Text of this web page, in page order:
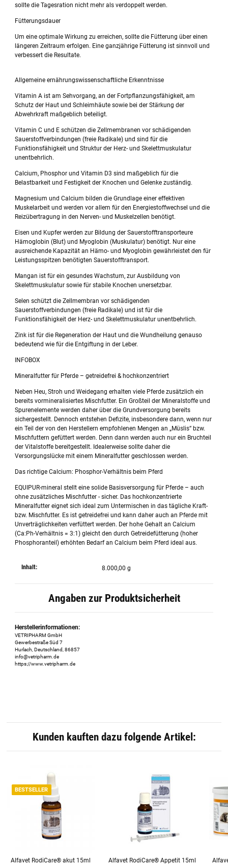
sollte die Tagesration nicht mehr als verdoppelt werden.
Fütterungsdauer
Um eine optimale Wirkung zu erreichen, sollte die Fütterung über einen
längeren Zeitraum erfolgen. Eine ganzjährige Fütterung ist sinnvoll und
verbessert die Resultate.
Allgemeine ernährungswissenschaftliche Erkenntnisse
Vitamin A ist am Sehvorgang, an der Fortpflanzungsfähigkeit, am
Schutz der Haut und Schleimhäute sowie bei der Stärkung der
Abwehrkraft maßgeblich beteiligt.
Vitamin C und E schützen die Zellmembranen vor schädigenden
Sauerstoffverbindungen (freie Radikale) und sind für die
Funktionsfähigkeit und Struktur der Herz- und Skelettmuskulatur
unentbehrlich.
Calcium, Phosphor und Vitamin D3 sind maßgeblich für die
Belastbarkeit und Festigkeit der Knochen und Gelenke zuständig.
Magnesium und Calcium bilden die Grundlage einer effektiven
Muskelarbeit und werden vor allem für den Energiestoffwechsel und die
Reizübertragung in den Nerven- und Muskelzellen benötigt.
Eisen und Kupfer werden zur Bildung der Sauerstofftransporteure
Hämoglobin (Blut) und Myoglobin (Muskulatur) benötigt. Nur eine
ausreichende Kapazität an Hämo- und Myoglobin gewährleistet den für
Leistungsspitzen benötigten Sauerstofftransport.
Mangan ist für ein gesundes Wachstum, zur Ausbildung von
Skelettmuskulatur sowie für stabile Knochen unersetzbar.
Selen schützt die Zellmembran vor schädigenden
Sauerstoffverbindungen (freie Radikale) und ist für die
Funktionsfähigkeit der Herz- und Skelettmuskulatur unentbehrlich.
Zink ist für die Regeneration der Haut und die Wundheilung genauso
bedeutend wie für die Entgiftung in der Leber.
INFOBOX
Mineralfutter für Pferde – getreidefrei & hochkonzentriert
Neben Heu, Stroh und Weidegang erhalten viele Pferde zusätzlich ein
bereits vormineralisiertes Mischfutter. Ein Großteil der Mineralstoffe und
Spurenelemente werden daher über die Grundversorgung bereits
sichergestellt. Dennoch entstehen Defizite, insbesondere dann, wenn nur
ein Teil der von den Herstellern empfohlenen Mengen an „Müslis“ bzw.
Mischfuttern gefüttert werden. Denn dann werden auch nur ein Bruchteil
der Vitalstoffe bereitgestellt. Idealerweise sollte daher die
Versorgungslücke mit einem Mineralfutter geschlossen werden.
Das richtige Calcium: Phosphor-Verhältnis beim Pferd
EQUIPUR-mineral stellt eine solide Basisversorgung für Pferde – auch
ohne zusätzliches Mischfutter - sicher. Das hochkonzentrierte
Mineralfutter eignet sich ideal zum Untermischen in das tägliche Kraft-
bzw. Mischfutter. Es ist getreidefrei und kann daher auch an Pferde mit
Unverträglichkeiten verfüttert werden. Der hohe Gehalt an Calcium
(Ca:Ph-Verhältnis = 3:1) gleicht den durch Getreidefütterung (hoher
Phosphoranteil) erhöhten Bedarf an Calcium beim Pferd ideal aus.
Inhalt: 8.000,00 g
Angaben zur Produktsicherheit
Herstellerinformationen:
VETRIPHARM GmbH
Gewerbestraße Süd 7
Hurlach, Deutschland, 86857
info@vetripharm.de
https://www.vetripharm.de
Kunden kauften dazu folgende Artikel:
BESTSELLER
Alfavet RodiCare® akut 15ml
Alfavet RodiCare® Appetit 15ml